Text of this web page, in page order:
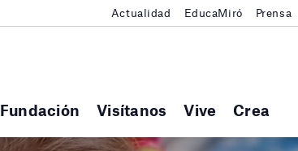
Fundación Visítanos Vive Crea
Actualidad EducaMiró Prensa